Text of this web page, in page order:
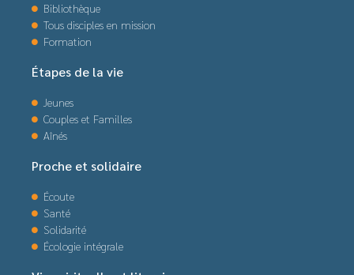
Bibliothèque
Tous disciples en mission
Formation
Étapes de la vie
Jeunes
Couples et Familles
Aînés
Proche et solidaire
Écoute
Santé
Solidarité
Écologie intégrale